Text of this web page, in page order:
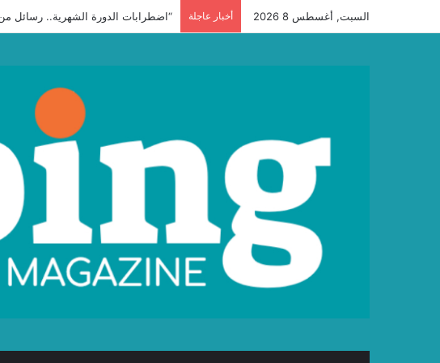
السبت, أغسطس 8 2026 أخبار عاجلة “اضطرابات الدورة الشهرية.. رسائل من